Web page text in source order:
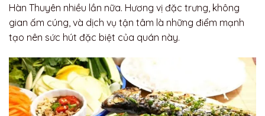
Hàn Thuyên nhiều lần nữa. Hương vị đặc trưng, không
gian ấm cúng, và dịch vụ tận tâm là những điểm mạnh
tạo nên sức hút đặc biệt của quán này.